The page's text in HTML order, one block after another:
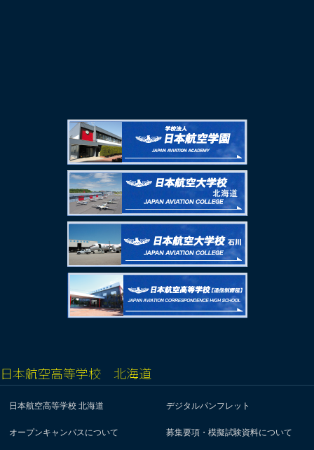
日本航空高等学校 北海道
日本航空高等学校 北海道 デジタルパンフレット
オープンキャンパスについて 募集要項・模擬試験資料について